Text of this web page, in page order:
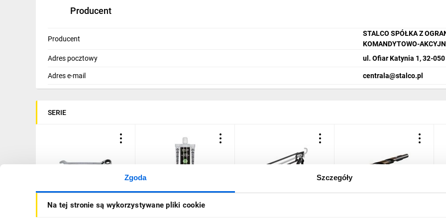
Zgoda Szczegóły
Na tej stronie są wykorzystywane pliki cookie
Producent
Producent
STALCO SPÓŁKA Z
KOMANDYTOWO-
Adres pocztowy
ul. Ofiar Katynia 1, 32-
Adres e-mail centrala@stalco.pl
SERIE
Klucz płasko-oczkowy z
grzechotką i
Kotwa poliestrowa bez
styrenu 300ml